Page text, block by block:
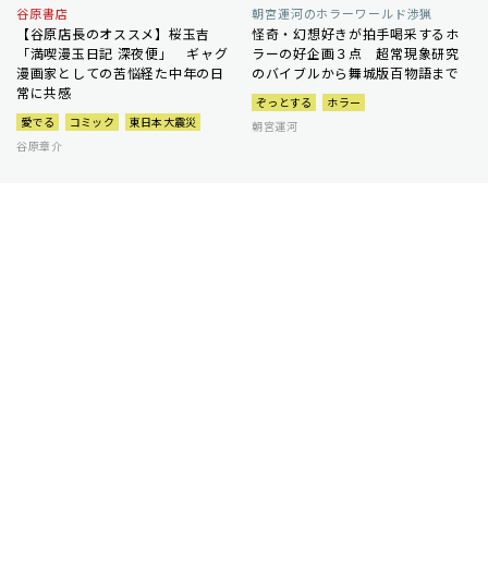
谷原書店
【谷原店長のオススメ】桜玉吉
「満喫漫玉日記 深夜便」 ギャグ
漫画家としての苦悩経た中年の日
常に共感
愛でる コミック
東日本大震災
谷原章介
朝宮運河のホラーワールド渉猟
怪奇・幻想好きが拍手喝采するホ
ラーの好企画３点 超常現象研究
のバイブルから舞城版百物語まで
ぞっとする
ホラー
朝宮運河